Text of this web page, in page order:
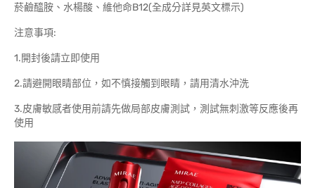
菸鹼醯胺、水楊酸、維他命B12(全成分詳見英文標示)
注意事項:
1.開封後請立即使用
2.請避開眼睛部位，如不慎接觸到眼睛，請用清水沖洗
3.皮膚敏感者使用前請先做局部皮膚測試，測試無刺激等反應後再
使用